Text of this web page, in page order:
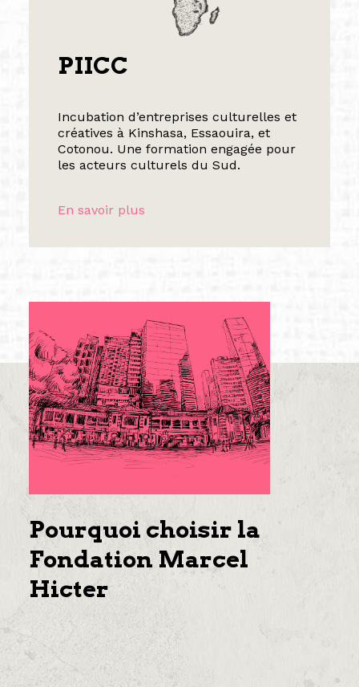
PIICC
Incubation d’entreprises culturelles et
créatives à Kinshasa, Essaouira, et
Cotonou. Une formation engagée pour
les acteurs culturels du Sud.
En savoir plus
Pourquoi choisir la
Fondation Marcel
Hicter